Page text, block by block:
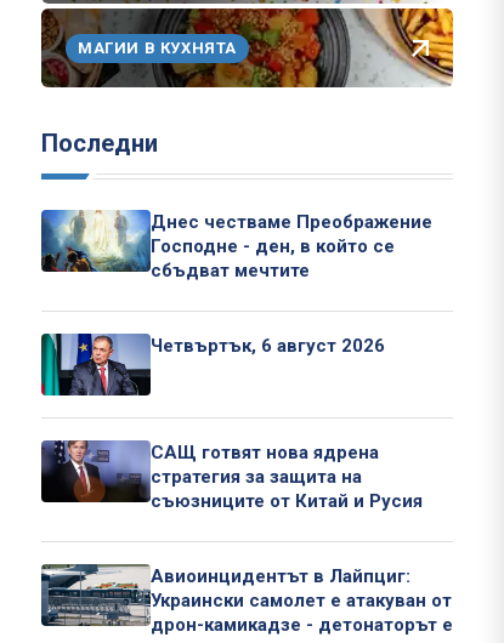
МАГИИ В КУХНЯТА
Последни
Днес честваме Преображение
Господне - ден, в който се
сбъдват мечтите
Четвъртък, 6 август 2026
САЩ готвят нова ядрена
стратегия за защита на
съюзниците от Китай и Русия
Авиоинцидентът в Лайпциг:
Украински самолет е атакуван от
дрон-камикадзе - детонаторът е